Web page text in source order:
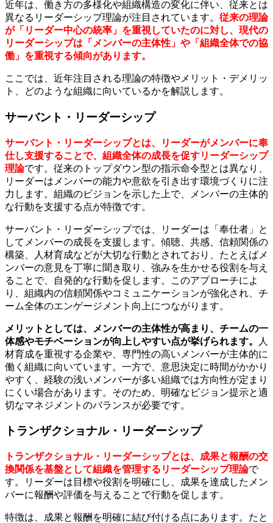
近年は、働き方の多様化や組織構造の変化に伴い、従来とは
異なるリーダーシップ理論が注目されています。 従来の理論
が「リーダー中心の統率」を重視していたのに対し、現代の
リーダーシップは「メンバーの主体性」や「組織全体での協
働」を重視する傾向があります。
ここでは、近年注目される理論の特徴やメリット・デメリッ
ト、どのような組織に向いているかを解説します。
サーバント・リーダーシップ
サーバント・リーダーシップとは、リーダーがメンバーに奉
仕し支援することで、組織全体の成長を促すリーダーシップ
理論です。従来のトップダウン型の指示命令型とは異なり、
リーダーはメンバーの能力や意欲を引き出す環境づくりに注
力します。組織のビジョンを示した上で、メンバーの主体的
な行動を支援する点が特徴です。
サーバント・リーダーシップでは、リーダーは「奉仕者」と
してメンバーの成長を支援します。傾聴、共感、信頼関係の
構築、人材育成などが大切な行動とされており、たとえばメ
ンバーの意見を丁寧に聞き取り、強みを生かせる役割を与え
ることで、自発的な行動を促します。このアプローチによ
り、組織内の信頼関係やコミュニケーションが強化され、チ
ーム全体のエンゲージメント向上につながります。
メリットとしては、メンバーの主体性が高まり、チームの一
体感やモチベーションが向上しやすい点が挙げられます。
人
材育成を重視する企業や、専門性の高いメンバーが主体的に
働く組織に向いています。一方で、意思決定に時間がかかり
やすく、経験の浅いメンバーが多い組織では方向性が定まり
にくい場合があります。そのため、明確なビジョン提示と適
切なマネジメントのバランスが必要です。
トランザクショナル・リーダーシップ
トランザクショナル・リーダーシップとは、成果と報酬の交
換関係を基盤として組織を管理するリーダーシップ理論で
す。リーダーは目標や役割を明確にし、成果を達成したメン
バーに報酬や評価を与えることで行動を促します。
特徴は、成果と報酬を明確に結び付ける点にあります。たと